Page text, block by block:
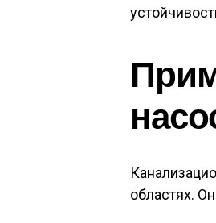
областях.